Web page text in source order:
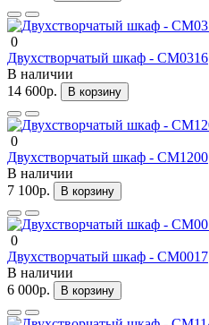
0
Двухстворчатый шкаф - СМ0316
В наличии
14 600р.
В корзину
0
Двухстворчатый шкаф - СМ1200
В наличии
7 100р.
В корзину
0
Двухстворчатый шкаф - СМ0017
В наличии
6 000р.
В корзину